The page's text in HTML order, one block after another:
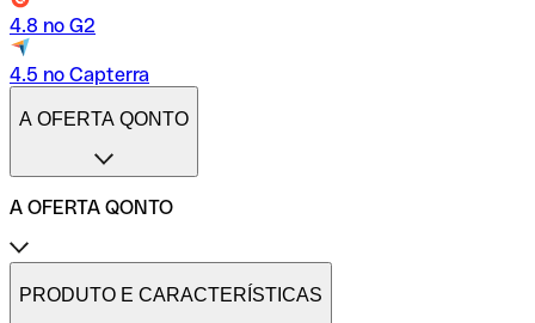
4.8 no G2
4.5 no Capterra
A OFERTA QONTO
A OFERTA QONTO
Tarifas
Conta profissional online
PRODUTO E CARACTERÍSTICAS